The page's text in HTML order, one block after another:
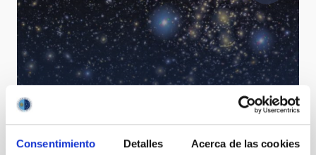
Consentimiento Detalles Acerca de las cookies